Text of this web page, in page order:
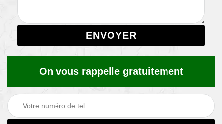
On vous rappelle gratuitement